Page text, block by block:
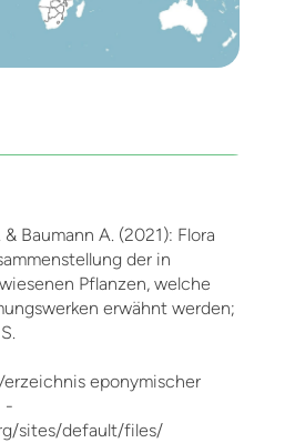
Baumann A. (2021): Flora
der in
Pflanzen, welche
erwähnt werden;
eponymischer
-
sites/default/files/